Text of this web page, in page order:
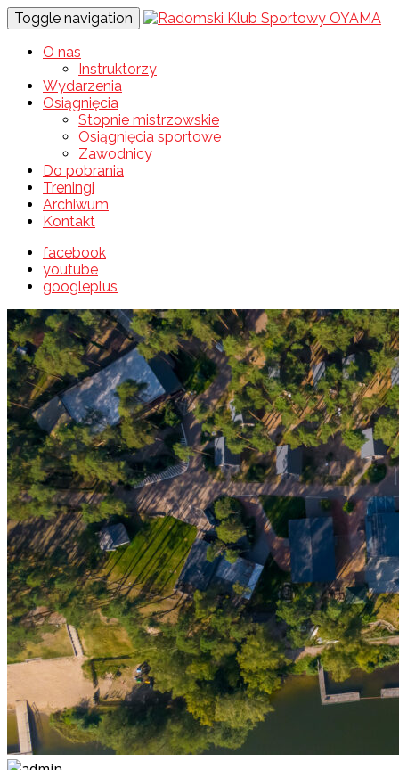
Toggle navigation
O nas
Instruktorzy
Wydarzenia
Osiągnięcia
Stopnie mistrzowskie
Osiągnięcia sportowe
Zawodnicy
Do pobrania
Treningi
Archiwum
Kontakt
facebook
youtube
googleplus